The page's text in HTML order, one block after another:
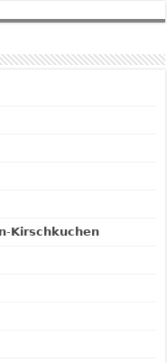
𝗞𝗶𝗿𝘀𝗰𝗵𝗸𝘂𝗰𝗵𝗲𝗻